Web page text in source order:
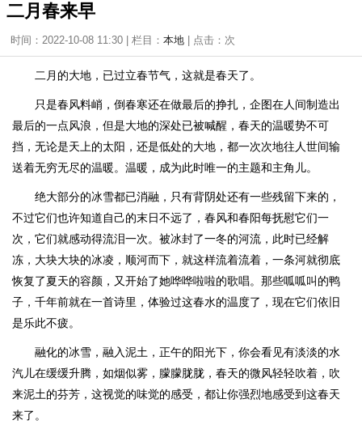
二月春来早
时间：2022-10-08 11:30 | 栏目： 本地 | 点击： 次
二月的大地，已过立春节气，这就是春天了。
只是春风料峭，倒春寒还在做最后的挣扎，企图在人间制造出
最后的一点风浪，但是大地的深处已被喊醒，春天的温暖势不可
挡，无论是天上的太阳，还是低处的大地，都一次次地往人世间输
送着无穷无尽的温暖。温暖，成为此时唯一的主题和主角儿。
绝大部分的冰雪都已消融，只有背阴处还有一些残留下来的，
不过它们也许知道自己的末日不远了，春风和春阳每抚慰它们一
次，它们就感动得流泪一次。被冰封了一冬的河流，此时已经解
冻，大块大块的冰凌，顺河而下，就这样流着流着，一条河就彻底
恢复了夏天的容颜，又开始了她哗哗啦啦的歌唱。那些呱呱叫的鸭
子，千年前就在一首诗里，体验过这春水的温度了，现在它们依旧
是乐此不疲。
融化的冰雪，融入泥土，正午的阳光下，你会看见有淡淡的水
汽儿在缓缓升腾，如烟似雾，朦朦胧胧，春天的微风轻轻吹着，吹
来泥土的芬芳，这视觉的味觉的感受，都让你强烈地感受到这春天
来了。